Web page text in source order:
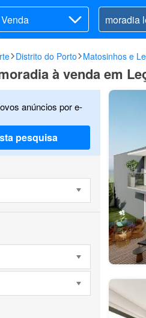
Venda
Distrito do Porto Matosinhos e
à venda em
anúncios por e-
pesquisa